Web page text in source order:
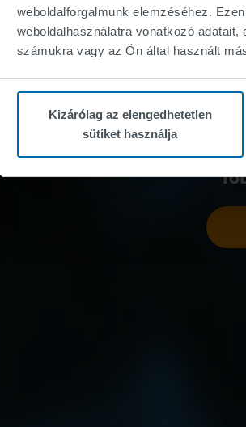
weboldalforgalmunk elemzéséhez.
weboldalhasználatra vonatkozó
számukra vagy az Ön által használt
Kizárólag az elengedhetetlen
sütiket használja